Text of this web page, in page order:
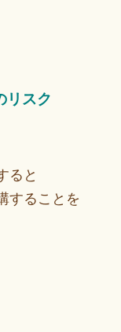
スク
ると
することを